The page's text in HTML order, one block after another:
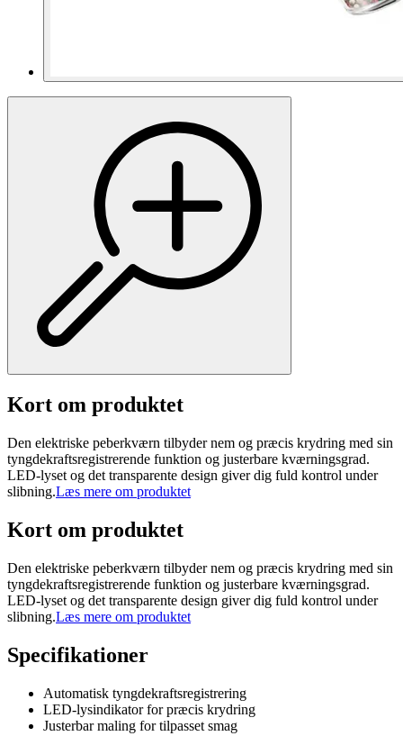
Kort om produktet
Den elektriske peberkværn tilbyder nem og præcis krydring med sin
tyngdekraftsregistrerende funktion og justerbare kværningsgrad.
LED-lyset og det transparente design giver dig fuld kontrol under
slibning.Læs mere om produktet
Kort om produktet
Den elektriske peberkværn tilbyder nem og præcis krydring med sin
tyngdekraftsregistrerende funktion og justerbare kværningsgrad.
LED-lyset og det transparente design giver dig fuld kontrol under
slibning.Læs mere om produktet
Specifikationer
Automatisk tyngdekraftsregistrering
LED-lysindikator for præcis krydring
Justerbar maling for tilpasset smag